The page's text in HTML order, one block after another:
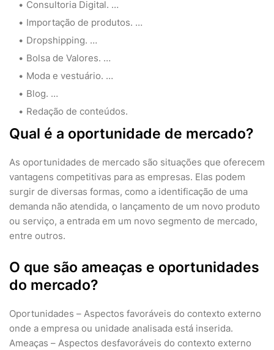
Consultoria Digital. …
Importação de produtos. …
Dropshipping. …
Bolsa de Valores. …
Moda e vestuário. …
Blog. …
Redação de conteúdos.
Qual é a oportunidade de mercado?
As oportunidades de mercado são situações que oferecem
vantagens competitivas para as empresas. Elas podem
surgir de diversas formas, como a identificação de uma
demanda não atendida, o lançamento de um novo produto
ou serviço, a entrada em um novo segmento de mercado,
entre outros.
O que são ameaças e oportunidades
do mercado?
Oportunidades – Aspectos favoráveis do contexto externo
onde a empresa ou unidade analisada está inserida.
Ameaças – Aspectos desfavoráveis do contexto externo